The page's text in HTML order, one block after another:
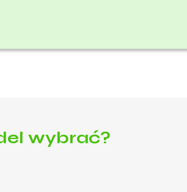
wybrać?